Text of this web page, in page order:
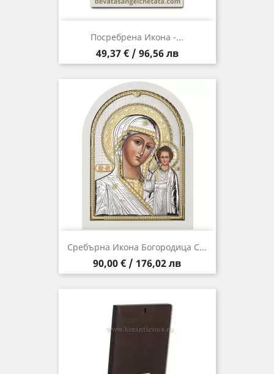
Посребрена Икона -...
Цена
49,37 € / 96,56 лв
Сребърна Икона Богородица С...
Цена
90,00 € / 176,02 лв